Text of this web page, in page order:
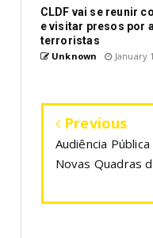
CLDF vai se reunir
e visitar presos por
terroristas
Unknown January
Previous
Audiência
Novas Quadras